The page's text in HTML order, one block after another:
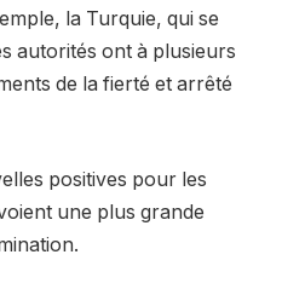
la Turquie, qui se
autorités ont à plusieurs
de la fierté et arrêté
positives pour les
une plus grande